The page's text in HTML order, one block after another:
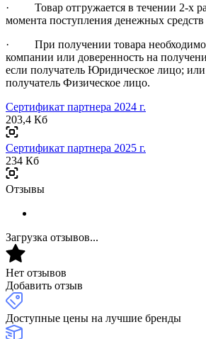
· Товар отгружается в течении 2-х
момента поступления денежных средств
· При получении товара необходимо
компании или доверенность на
если получатель Юридическое лицо; или
получатель Физическое лицо.
Сертификат партнера 2024 г.
203,4 Кб
Сертификат партнера 2025 г.
234 Кб
Отзывы
Загрузка отзывов...
Нет отзывов
Добавить отзыв
Доступные цены на лучшие бренды